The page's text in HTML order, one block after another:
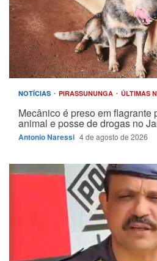
NOTÍCIAS PIRASSUNUNGA ÚLTIMAS
Mecânico é preso em flagrante
animal e posse de drogas no
Antonio Naressi 4 de agosto de 2026